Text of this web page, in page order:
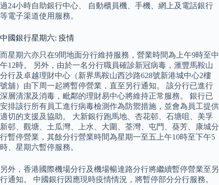
過24小時自助銀行中心、 自動櫃員機、手機、網上及電話銀行
等電子渠道使用服務。
中國銀行星期六: 疫情
而星期六亦只在9間地面分行維持服務，營業時間為上午9時至中
午12時。 另外，由於一名分行職員確診新冠病毒，滙豐馬鞍山
分行及卓越理財中心（新界馬鞍山西沙路628號新港城中心2樓
號舖）由下周一起將暫停營業，直至另行通知。 該分行已進行
深層清潔及消毒，毗鄰的理財易中心將維持正常服務。 銀行已
安排該行所有員工進行病毒檢測作為防禦措施，並會為員工提供
適切的支援及協助。 大新銀行跑馬地、杏花邨、石塘咀、美孚
新邨、觀塘、土瓜灣、上水、大圍、荃灣、屯門、葵芳、康城分
行暫停營業，其餘分行營業時間為星期一至五上午10時至下午5
時、星期六暫停服務。
另外，香港國際機場分行及機場暢達路分行將繼續暫停營業至另
行通知。 中國銀行因應現時疫情情況，將暫停部分分行服務。